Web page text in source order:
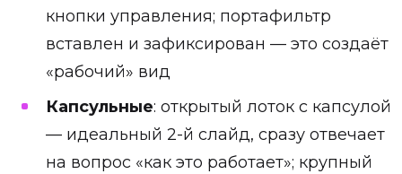
кнопки управления; портафильтр
вставлен и зафиксирован — это создаёт
«рабочий» вид
Капсульные: открытый лоток с капсулой
— идеальный 2-й слайд, сразу отвечает
на вопрос «как это работает»; крупный